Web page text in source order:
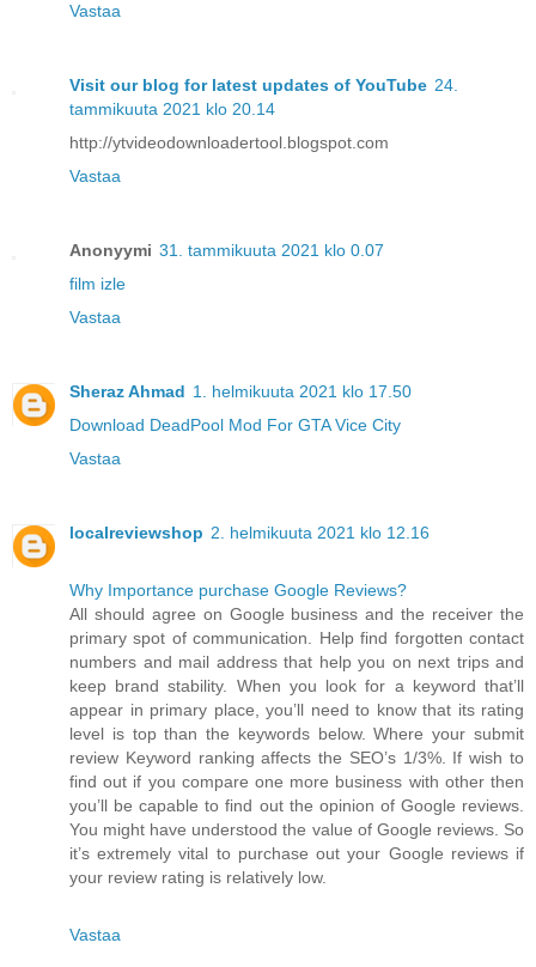
Vastaa
Visit our blog for latest updates of YouTube 24.
tammikuuta 2021 klo 20.14
http://ytvideodownloadertool.blogspot.com
Vastaa
Anonyymi 31. tammikuuta 2021 klo 0.07
film izle
Vastaa
Sheraz Ahmad 1. helmikuuta 2021 klo 17.50
Download DeadPool Mod For GTA Vice City
Vastaa
localreviewshop 2. helmikuuta 2021 klo 12.16
Why Importance purchase Google Reviews?
All should agree on Google business and the receiver the
primary spot of communication. Help find forgotten contact
numbers and mail address that help you on next trips and
keep brand stability. When you look for a keyword that’ll
appear in primary place, you’ll need to know that its rating
level is top than the keywords below. Where your submit
review Keyword ranking affects the SEO’s 1/3%. If wish to
find out if you compare one more business with other then
you’ll be capable to find out the opinion of Google reviews.
You might have understood the value of Google reviews. So
it’s extremely vital to purchase out your Google reviews if
your review rating is relatively low.
Vastaa